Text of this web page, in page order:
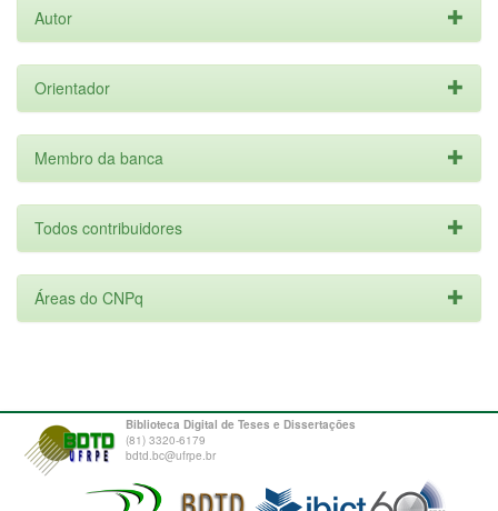
Autor
Orientador
Membro da banca
Todos contribuidores
Áreas do CNPq
Biblioteca Digital de Teses e Dissertações
(81) 3320-6179
bdtd.bc@ufrpe.br